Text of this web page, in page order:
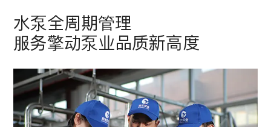
水泵全周期管理
服务擎动泵业品质新高度